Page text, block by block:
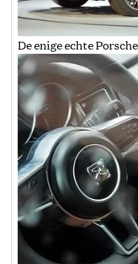
De enige echte